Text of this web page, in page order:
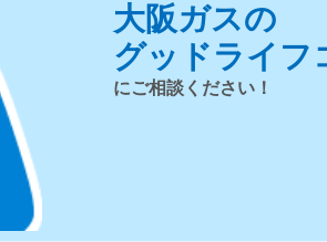
大阪ガスの
グッドライフ
にご相談ください！